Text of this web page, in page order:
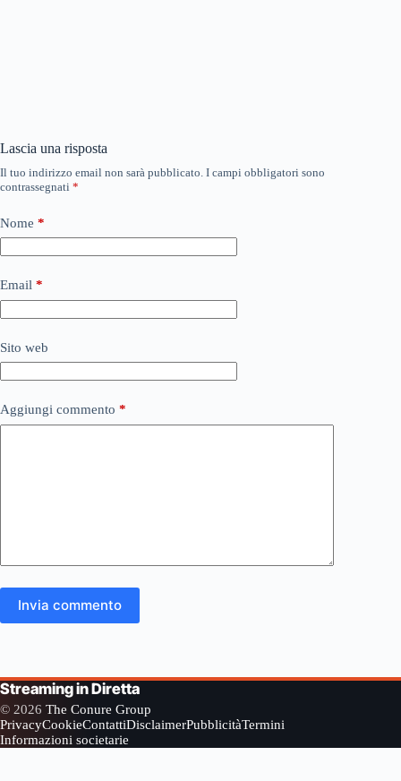
Lascia una risposta
Il tuo indirizzo email non sarà pubblicato. I campi obbligatori sono
contrassegnati *
Nome *
Email *
Sito web
Aggiungi commento *
Invia commento
Streaming in Diretta
© 2026 The Conure Group
PrivacyCookieContattiDisclaimerPubblicitàTermini
Informazioni societarie